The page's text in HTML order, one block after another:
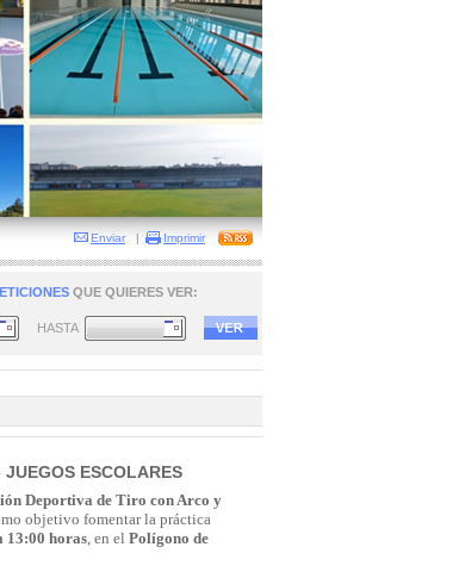
Enviar | Imprimir
QUE QUIERES VER:
HASTA
ESCOLARES
Deportiva de Tiro con Arco y
objetivo fomentar la práctica
13:00 horas, en el Polígono de